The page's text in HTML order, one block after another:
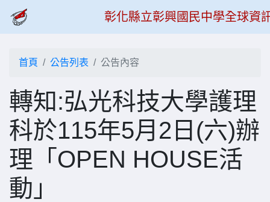
彰化縣立彰興國民中學全球資
首頁 公告列表 公告內容
轉知:弘光科技大學護理
科於115年5月2日(六)辦
理「OPEN HOUSE活
動」